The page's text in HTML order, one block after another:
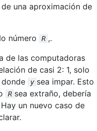
una aproximación de
número
R ,.
de las computadoras
de casi 2: 1, solo
y sea ​​impar. Esto
R sea ​​extraño, debería
un nuevo caso de